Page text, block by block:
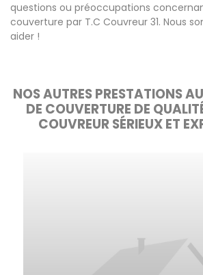
questions ou préoccupations
couverture par T.C Couvreur 31. Nous
aider !
NOS AUTRES PRESTATIONS
DE COUVERTURE DE
COUVREUR SÉRIEUX ET